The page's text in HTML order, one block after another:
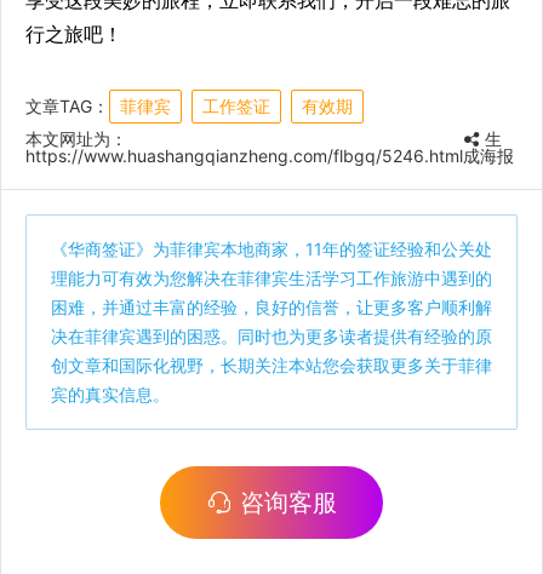
行之旅吧！
文章TAG： 菲律宾 工作签证
有效期
本文网址为：
https://www.huashangqianzheng.com/flbgq/5246.html
生
成海报
《华商签证》为菲律宾本地商家，11年的签证经验和公关处
理能力可有效为您解决在菲律宾生活学习工作旅游中遇到的
困难，并通过丰富的经验，良好的信誉，让更多客户顺利解
决在菲律宾遇到的困惑。同时也为更多读者提供有经验的原
创文章和国际化视野，长期关注本站您会获取更多关于菲律
宾的真实信息。
咨询客服